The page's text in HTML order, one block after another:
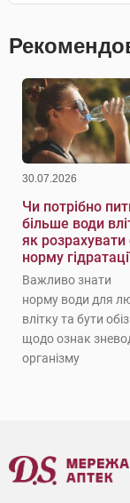
30.07.2026
Чи потрібно
більше води
як
норму
Важливо знати
норму води для
влітку та бути
щодо ознак
організму